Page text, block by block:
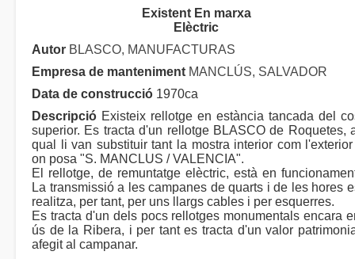
Existent En marxa
Elèctric
Autor BLASCO, MANUFACTURAS
Empresa de manteniment MANCLÚS, SALVADOR
Data de construcció 1970ca
Descripció Existeix rellotge en estància tancada del
superior. Es tracta d'un rellotge BLASCO de Roquetes,
qual li van substituir tant la mostra interior com
on posa "S. MANCLUS / VALENCIA".
El rellotge, de remuntatge elèctric, està en
La transmissió a les campanes de quarts i de les hores
realitza, per tant, per uns llargs cables i per esquerres.
Es tracta d'un dels pocs rellotges monumentals encara
ús de la Ribera, i per tant es tracta d'un valor
afegit al campanar.